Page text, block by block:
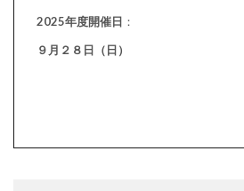
2025年度開催日 ：
９月２８日（日）